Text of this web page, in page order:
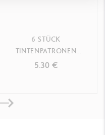
6 STÜCK
TINTENPATRONEN
FÜLLFEDERHALTER
5.30 €